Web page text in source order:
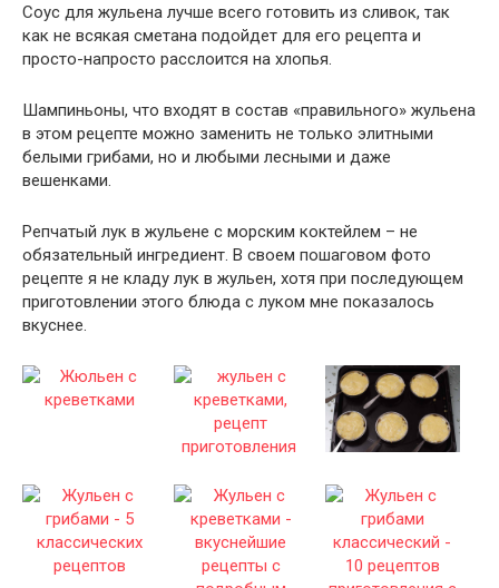
Соус для жульена лучше всего готовить из сливок, так
как не всякая сметана подойдет для его рецепта и
просто-напросто расслоится на хлопья.
Шампиньоны, что входят в состав «правильного» жульена
в этом рецепте можно заменить не только элитными
белыми грибами, но и любыми лесными и даже
вешенками.
Репчатый лук в жульене с морским коктейлем – не
обязательный ингредиент. В своем пошаговом фото
рецепте я не кладу лук в жульен, хотя при последующем
приготовлении этого блюда с луком мне показалось
вкуснее.